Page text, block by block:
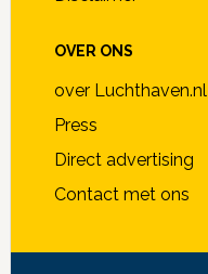
OVER ONS
over Luchthaven.nl
Press
Direct advertising
Contact met ons